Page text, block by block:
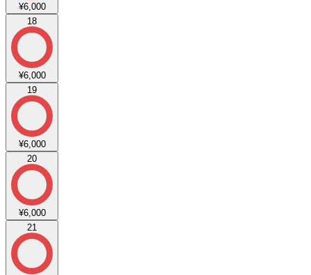
¥6,000
18
¥6,000
19
¥6,000
20
¥6,000
21